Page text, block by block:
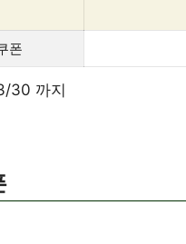
폰
30 까지